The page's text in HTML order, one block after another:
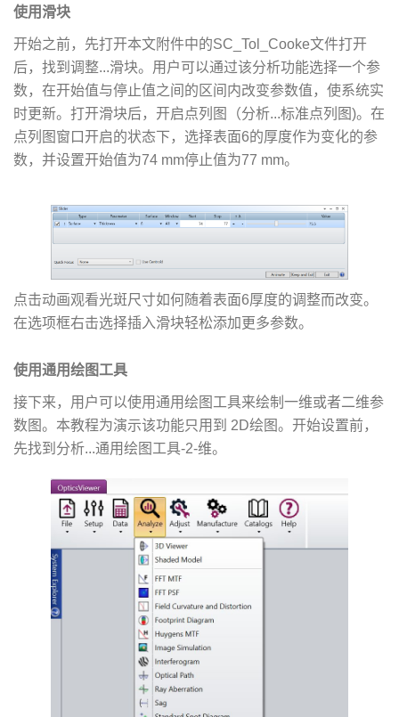
使用滑块
开始之前，先打开本文附件中的SC_Tol_Cooke文件打开
后，找到调整...滑块。用户可以通过该分析功能选择一个参
数，在开始值与停止值之间的区间内改变参数值，使系统实
时更新。打开滑块后，开启点列图（分析...标准点列图)。在
点列图窗口开启的状态下，选择表面6的厚度作为变化的参
数，并设置开始值为74 mm停止值为77 mm。
点击动画观看光斑尺寸如何随着表面6厚度的调整而改变。
在选项框右击选择插入滑块轻松添加更多参数。
使用通用绘图工具
接下来，用户可以使用通用绘图工具来绘制一维或者二维参
数图。本教程为演示该功能只用到 2D绘图。开始设置前，
先找到分析...通用绘图工具-2-维。